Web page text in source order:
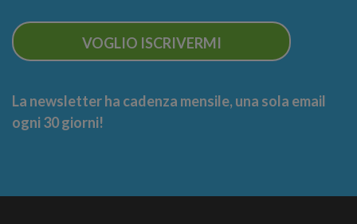
VOGLIO ISCRIVERMI
La newsletter ha cadenza mensile, una sola email
ogni 30 giorni!